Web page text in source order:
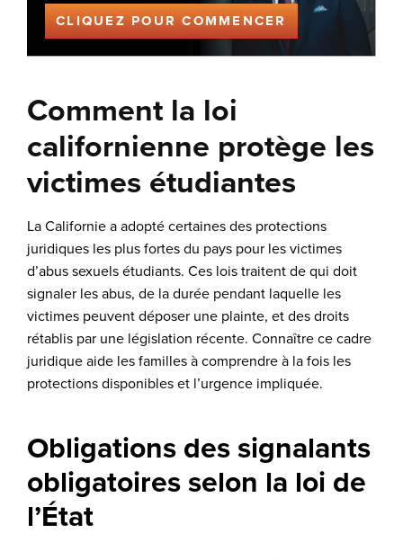
CLIQUEZ POUR COMMENCER
Comment la loi
californienne protège les
victimes étudiantes
La Californie a adopté certaines des protections
juridiques les plus fortes du pays pour les victimes
d’abus sexuels étudiants. Ces lois traitent de qui doit
signaler les abus, de la durée pendant laquelle les
victimes peuvent déposer une plainte, et des droits
rétablis par une législation récente. Connaître ce cadre
juridique aide les familles à comprendre à la fois les
protections disponibles et l’urgence impliquée.
Obligations des signalants
obligatoires selon la loi de
l’État